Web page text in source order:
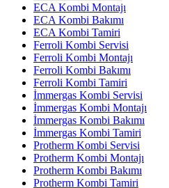
ECA Kombi Montajı
ECA Kombi Bakımı
ECA Kombi Tamiri
Ferroli Kombi Servisi
Ferroli Kombi Montajı
Ferroli Kombi Bakımı
Ferroli Kombi Tamiri
İmmergas Kombi Servisi
İmmergas Kombi Montajı
İmmergas Kombi Bakımı
İmmergas Kombi Tamiri
Protherm Kombi Servisi
Protherm Kombi Montajı
Protherm Kombi Bakımı
Protherm Kombi Tamiri